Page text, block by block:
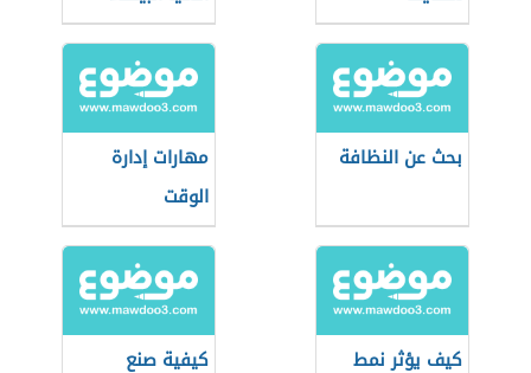
والصفراء
بحث عن النظافة
مهارات إدارة
الوقت
كيف يؤثر نمط
كيفية صنع